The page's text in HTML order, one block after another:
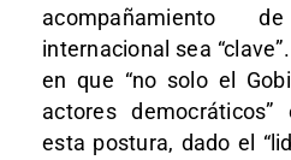
acompañamiento
internacional sea
en que “no solo el
actores
esta postura, dado el